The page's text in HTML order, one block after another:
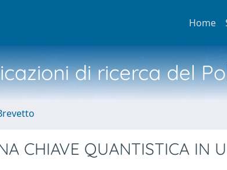
Home
di ricerca del
CHIAVE QUANTISTICA IN